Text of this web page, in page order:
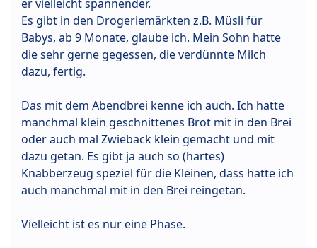
er vielleicht spannender.
Es gibt in den Drogeriemärkten z.B. Müsli für
Babys, ab 9 Monate, glaube ich. Mein Sohn hatte
die sehr gerne gegessen, die verdünnte Milch
dazu, fertig.
Das mit dem Abendbrei kenne ich auch. Ich hatte
manchmal klein geschnittenes Brot mit in den Brei
oder auch mal Zwieback klein gemacht und mit
dazu getan. Es gibt ja auch so (hartes)
Knabberzeug speziel für die Kleinen, dass hatte ich
auch manchmal mit in den Brei reingetan.
Vielleicht ist es nur eine Phase.